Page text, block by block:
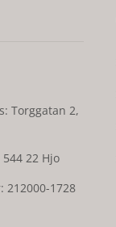
Torggatan 2,
22 Hjo
212000-1728